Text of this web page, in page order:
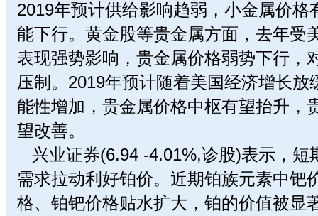
2019年预计供给影响趋弱，小金属价格
能下行。黄金股等贵金属方面，去年受
表现强势影响，贵金属价格弱势下行，
压制。2019年预计随着美国经济增长放
能性增加，贵金属价格中枢有望抬升，
望改善。
兴业证券(6.94 -4.01%,诊股)表示，短
需求拉动利好铂价。近期铂族元素中钯
格、铂钯价格贴水扩大，铂的价值被显